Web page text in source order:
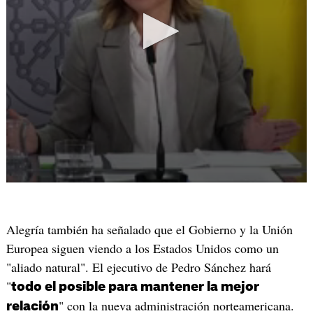
Alegría también ha señalado que el Gobierno y la Unión
Europea siguen viendo a los Estados Unidos como un
"aliado natural". El ejecutivo de Pedro Sánchez hará
"todo el posible para mantener la mejor
relación" con la nueva administración norteamericana.